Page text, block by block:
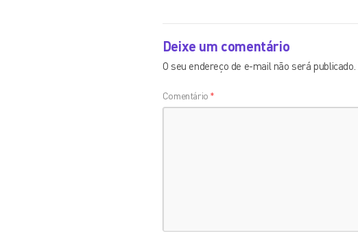
Deixe um comentário
O seu endereço de e-mail não será publicado.
Comentário *